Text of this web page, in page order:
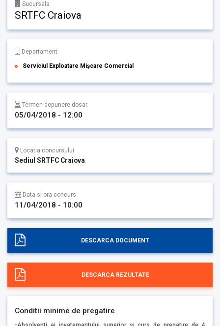
Sucursala
SRTFC Craiova
Departament
Serviciul Exploatare Mișcare Comercial
Termen depunere dosar
05/04/2018 - 12:00
Locatia concursului
Sediul SRTFC Craiova
Data si ora concurs
11/04/2018 - 10:00
DESCARCA DOCUMENT
DESCARCA REZULTATE
Conditii minime de pregatire